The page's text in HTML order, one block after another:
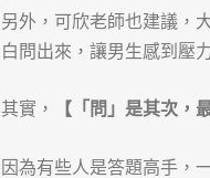
另外，可欣老師也建議，
白問出來，讓男生感到壓
其實， 【「問」是其次，
因為有些人是答題高手，